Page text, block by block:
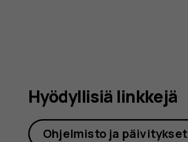
Hyödyllisiä linkkejä
Ohjelmisto ja päivitykset